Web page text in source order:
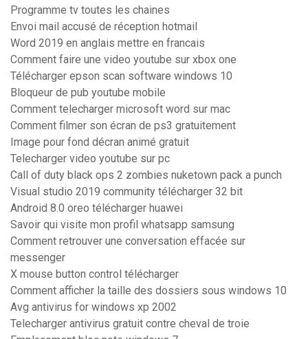
Programme tv toutes les chaines
Envoi mail accusé de réception hotmail
Word 2019 en anglais mettre en francais
Comment faire une video youtube sur xbox one
Télécharger epson scan software windows 10
Bloqueur de pub youtube mobile
Comment telecharger microsoft word sur mac
Comment filmer son écran de ps3 gratuitement
Image pour fond décran animé gratuit
Telecharger video youtube sur pc
Call of duty black ops 2 zombies nuketown pack a punch
Visual studio 2019 community télécharger 32 bit
Android 8.0 oreo télécharger huawei
Savoir qui visite mon profil whatsapp samsung
Comment retrouver une conversation effacée sur
messenger
X mouse button control télécharger
Comment afficher la taille des dossiers sous windows 10
Avg antivirus for windows xp 2002
Telecharger antivirus gratuit contre cheval de troie